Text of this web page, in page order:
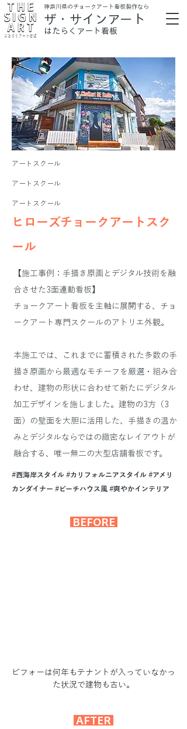
​神奈川県のチョークアート看板製作なら
ザ・サインアート
はたらくアート看板
アートスクール
アートスクール
アートスクール
ヒローズチョークアートスク
ール
【施工事例：手描き原画とデジタル技術を融
合させた3面連動看板】
チョークアート看板を主軸に展開する、チョ
ークアート専門スクールのアトリエ外観。
本施工では、これまでに蓄積された多数の手
描き原画から最適なモチーフを厳選・組み合
わせ、建物の形状に合わせて新たにデジタル
加工デザインを施しました。建物の3方（3
面）の壁面を大胆に活用した、手描きの温か
みとデジタルならではの緻密なレイアウトが
融合する、唯一無二の大型店舗看板です。
#西海岸スタイル #カリフォルニアスタイル #アメリ
カンダイナー #ビーチハウス風 #爽やかインテリア
BEFORE
ビフォーは何年もテナントが入っていなかっ
た状況で建物も古い。
AFTER